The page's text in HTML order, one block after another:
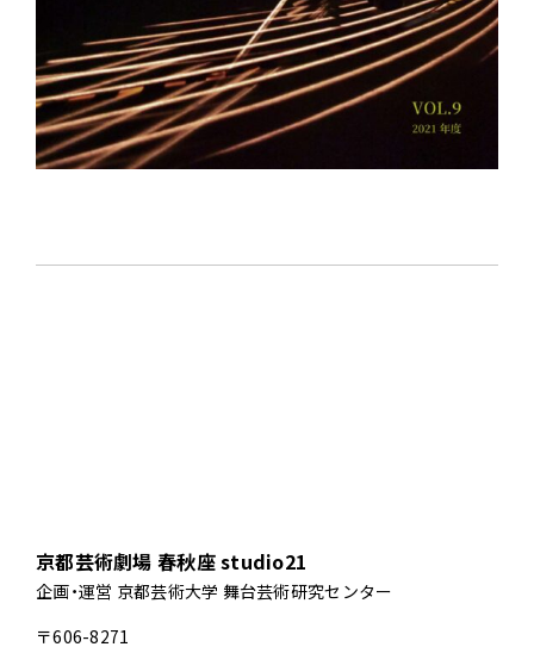
京都芸術劇場 春秋座 studio21
企画・運営 京都芸術大学 舞台芸術研究センター
〒606-8271